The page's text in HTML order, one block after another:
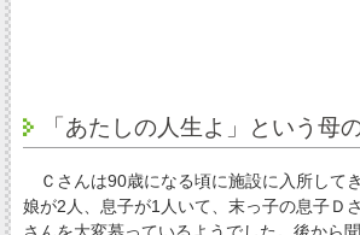
「あたしの人生よ」という母
Ｃさんは90歳になる頃に施設に入所して
娘が2人、息子が1人いて、末っ子の息子Ｄ